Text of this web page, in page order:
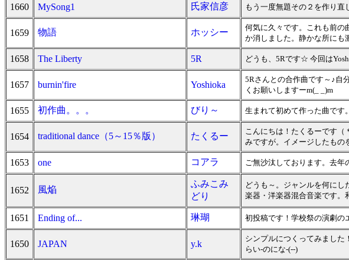
1660 MySong1 氏家信彦 もう一度無題その２を作り直
1659 物語 ホッシー
何気に久々です。これも前
か消しました。静かな所にも
1658 The Liberty 5R どうも、5Rです☆ 今回は
1657 burnin'fire Yoshioka
5Rさんとの合作曲です～♪自
くお願いしますーm(_ _)m
1655 初作曲。。。 びり～ 生まれて初めて作った曲です
1654 traditional dance（5～15％版） たくるー
こんにちは！たくるーです（
みですが。イメージしたもの
1653 one コアラ ご無沙汰しております。去年
1652 風焔
ふみこみ
どり
どうも～。ジャンルを何に
楽器・洋楽器混合音楽です。
1651 Ending of... 琳瑚 初投稿です！学校祭の演劇の
1650 JAPAN y.k
シンプルにつくってみました
らい-のにな-(--)